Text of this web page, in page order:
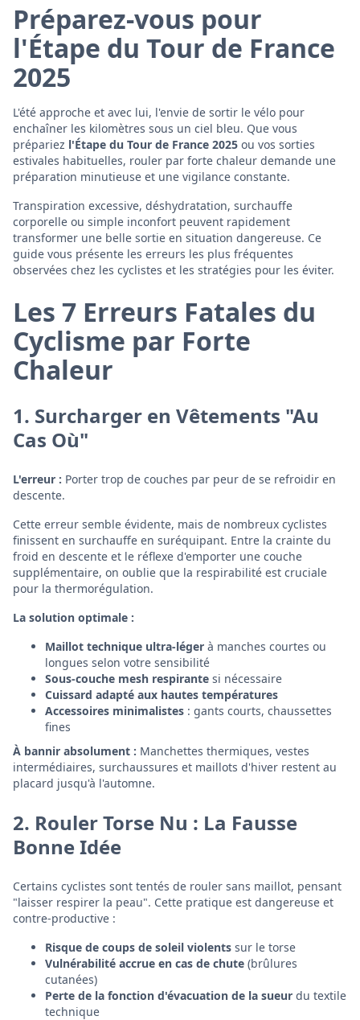
Préparez-vous pour
l'Étape du Tour de France
2025
L'été approche et avec lui, l'envie de sortir le vélo pour
enchaîner les kilomètres sous un ciel bleu. Que vous
prépariez l'Étape du Tour de France 2025 ou vos sorties
estivales habituelles, rouler par forte chaleur demande une
préparation minutieuse et une vigilance constante.
Transpiration excessive, déshydratation, surchauffe
corporelle ou simple inconfort peuvent rapidement
transformer une belle sortie en situation dangereuse. Ce
guide vous présente les erreurs les plus fréquentes
observées chez les cyclistes et les stratégies pour les éviter.
Les 7 Erreurs Fatales du
Cyclisme par Forte
Chaleur
1. Surcharger en Vêtements "Au
Cas Où"
L'erreur : Porter trop de couches par peur de se refroidir en
descente.
Cette erreur semble évidente, mais de nombreux cyclistes
finissent en surchauffe en suréquipant. Entre la crainte du
froid en descente et le réflexe d'emporter une couche
supplémentaire, on oublie que la respirabilité est cruciale
pour la thermorégulation.
La solution optimale :
Maillot technique ultra-léger à manches courtes ou
longues selon votre sensibilité
Sous-couche mesh respirante si nécessaire
Cuissard adapté aux hautes températures
Accessoires minimalistes : gants courts, chaussettes
fines
À bannir absolument : Manchettes thermiques, vestes
intermédiaires, surchaussures et maillots d'hiver restent au
placard jusqu'à l'automne.
2. Rouler Torse Nu : La Fausse
Bonne Idée
Certains cyclistes sont tentés de rouler sans maillot, pensant
"laisser respirer la peau". Cette pratique est dangereuse et
contre-productive :
Risque de coups de soleil violents sur le torse
Vulnérabilité accrue en cas de chute (brûlures
cutanées)
Perte de la fonction d'évacuation de la sueur du textile
technique